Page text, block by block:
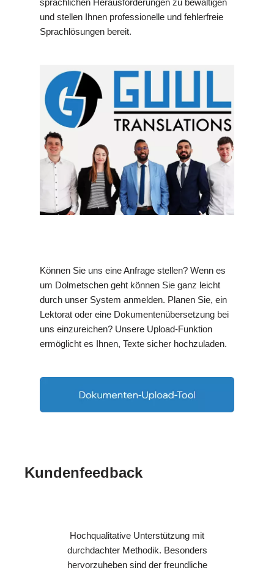
sprachlichen Herausforderungen zu bewältigen
und stellen Ihnen professionelle und fehlerfreie
Sprachlösungen bereit.
Können Sie uns eine Anfrage stellen? Wenn es
um Dolmetschen geht können Sie ganz leicht
durch unser System anmelden. Planen Sie, ein
Lektorat oder eine Dokumentenübersetzung bei
uns einzureichen? Unsere Upload-Funktion
ermöglicht es Ihnen, Texte sicher hochzuladen.
Kundenfeedback
Hochqualitative Unterstützung mit
durchdachter Methodik. Besonders
hervorzuheben sind der freundliche